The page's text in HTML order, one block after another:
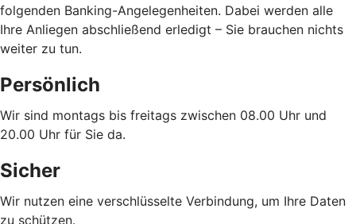
folgenden Banking-Angelegenheiten. Dabei werden alle
Ihre Anliegen abschließend erledigt – Sie brauchen nichts
weiter zu tun.
Persönlich
Wir sind montags bis freitags zwischen 08.00 Uhr und
20.00 Uhr für Sie da.
Sicher
Wir nutzen eine verschlüsselte Verbindung, um Ihre Daten
zu schützen.